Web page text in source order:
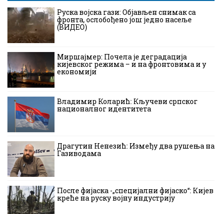
Руска војска гази: Објављен снимак са
фронта, ослобођено још једно насеље
(ВИДЕО)
Миршајмер: Почела је деградација
кијевског режима – и на фронтовима и у
економији
Владимир Коларић: Кључеви српског
националног идентитета
Драгутин Ненезић: Између два рушења на
Газиводама
После фијаска -„специјални фијаско“: Кијев
креће на руску војну индустрију